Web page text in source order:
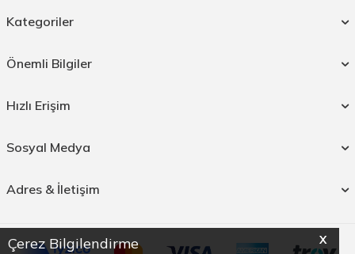
X
Çerez Bilgilendirme
Adres & İletişim
Sosyal Medya
Kategoriler
Önemli Bilgiler
Hızlı Erişim